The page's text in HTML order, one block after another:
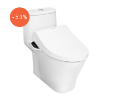
- 53%